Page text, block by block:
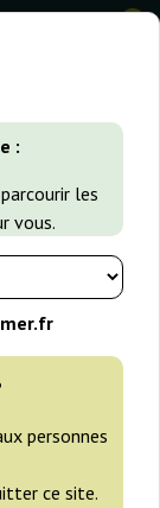
:
les
vous.
personnes
ce site.
0
Arjan's